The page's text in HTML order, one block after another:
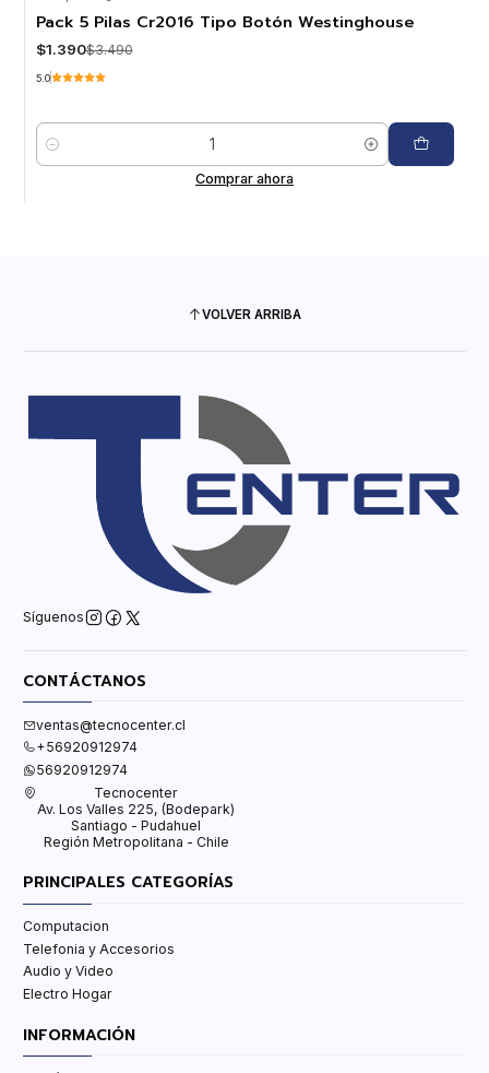
Pack 5 Pilas Cr2016 Tipo Botón Westinghouse
$1.390$3.490
5.0
Cantidad
Comprar ahora
VOLVER ARRIBA
Síguenos
CONTÁCTANOS
ventas@tecnocenter.cl
+56920912974
56920912974
Tecnocenter
Av. Los Valles 225, (Bodepark)
Santiago - Pudahuel
Región Metropolitana - Chile
PRINCIPALES CATEGORÍAS
Computacion
Telefonia y Accesorios
Audio y Video
Electro Hogar
INFORMACIÓN